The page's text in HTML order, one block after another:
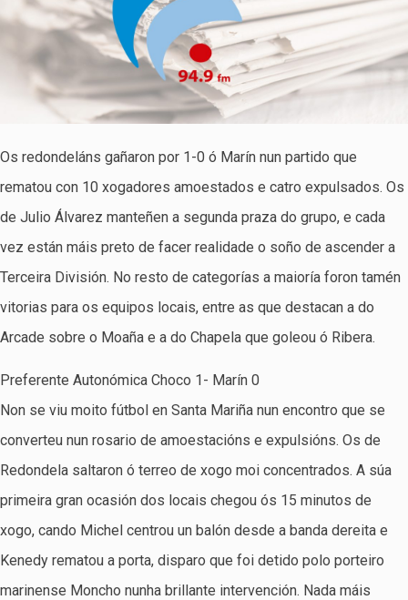
Os redondeláns gañaron por 1-0 ó Marín nun partido que
rematou con 10 xogadores amoestados e catro expulsados. Os
de Julio Álvarez manteñen a segunda praza do grupo, e cada
vez están máis preto de facer realidade o soño de ascender a
Terceira División. No resto de categorías a maioría foron tamén
vitorias para os equipos locais, entre as que destacan a do
Arcade sobre o Moaña e a do Chapela que goleou ó Ribera.
Preferente Autonómica Choco 1- Marín 0
Non se viu moito fútbol en Santa Mariña nun encontro que se
converteu nun rosario de amoestacións e expulsións. Os de
Redondela saltaron ó terreo de xogo moi concentrados. A súa
primeira gran ocasión dos locais chegou ós 15 minutos de
xogo, cando Michel centrou un balón desde a banda dereita e
Kenedy rematou a porta, disparo que foi detido polo porteiro
marinense Moncho nunha brillante intervención. Nada máis